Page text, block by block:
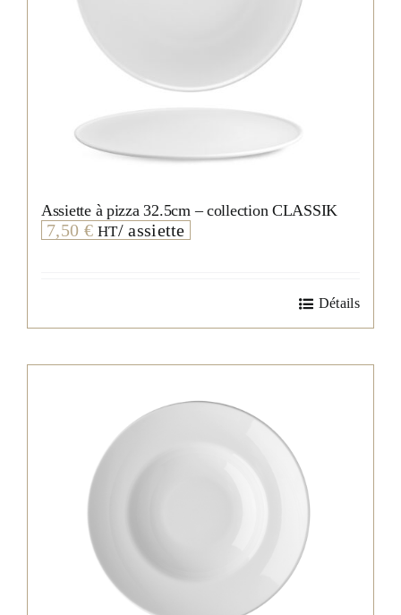
Assiette à pizza 32.5cm – collection CLASSIK
7,50 € HT/ assiette
Détails